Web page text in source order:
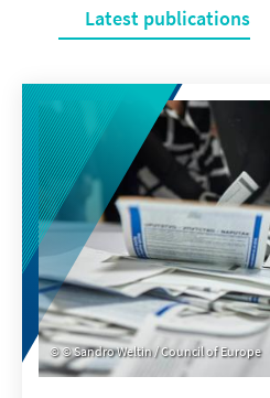
Latest publications
© Sandro Weltin / Council of Europe